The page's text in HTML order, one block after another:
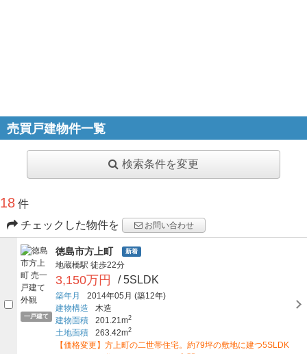
売買戸建物件一覧
検索条件を変更
18 件
チェックした物件を
お問い合わせ
一戸建て
徳島市方上町 新着
地蔵橋駅 徒歩22分
3,150万円 / 5SLDK
築年月 2014年05月 (築12年)
建物構造
木造
建物面積
201.21m2
土地面積 263.42m2
【価格変更】方上町の二世帯住宅。約79坪の敷地に建つ5SLDK